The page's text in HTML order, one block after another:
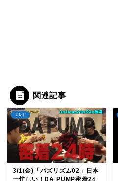
関連記事
テレビ
3/1(金)「バズリズム02」日本
一忙しい！DA PUMP密着24